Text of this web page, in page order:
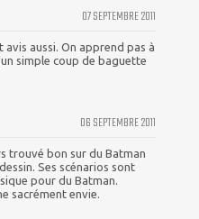
07 SEPTEMBRE 2011
avis aussi. On apprend pas à
simple coup de baguette
06 SEPTEMBRE 2011
trouvé bon sur du Batman
Ses scénarios sont
pour du Batman.
sacrément envie.